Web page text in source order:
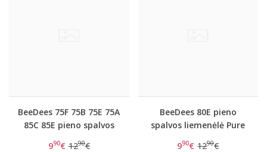
BeeDees 75F 75B 75E 75A
85C 85E pieno spalvos
990€ 1290€
BeeDees 80E pieno
spalvos liemenėlė Pure
990€ 1290€